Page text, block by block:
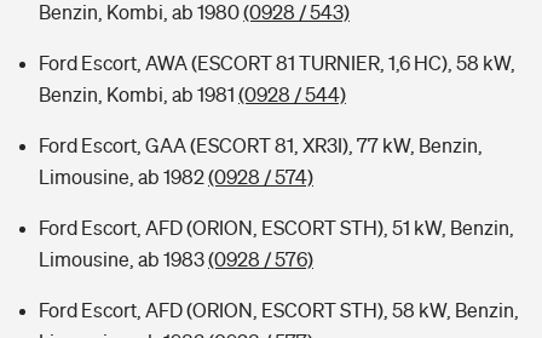
Benzin, Kombi, ab 1980(0928 / 543)
Ford Escort, AWA (ESCORT 81 TURNIER, 1,6 HC), 58 kW,
Benzin, Kombi, ab 1981 (0928 / 544)
Ford Escort, GAA (ESCORT 81, XR3I), 77 kW, Benzin,
Limousine, ab 1982(0928 / 574)
Ford Escort, AFD (ORION, ESCORT STH), 51 kW, Benzin,
Limousine, ab 1983(0928 / 576)
Ford Escort, AFD (ORION, ESCORT STH), 58 kW, Benzin,